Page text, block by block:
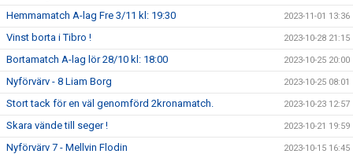
Hemmamatch A-lag Fre 3/11 kl: 19:30 2023-11-01 13:36
Vinst borta i Tibro ! 2023-10-28 21:15
Bortamatch A-lag lör 28/10 kl: 18:00 2023-10-25 20:00
Nyförvärv - 8 Liam Borg 2023-10-25 08:01
Stort tack för en väl genomförd 2kronamatch. 2023-10-23 12:57
Skara vände till seger ! 2023-10-21 19:59
Nyförvärv 7 - Mellvin Flodin 2023-10-15 16:45